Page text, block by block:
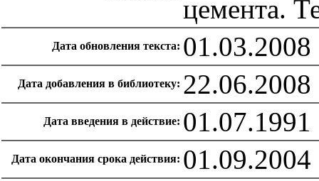
цемента.
Дата обновления текста: 01.03.2008
Дата добавления в библиотеку: 22.06.2008
Дата введения в действие: 01.07.1991
Дата окончания срока действия: 01.09.2004